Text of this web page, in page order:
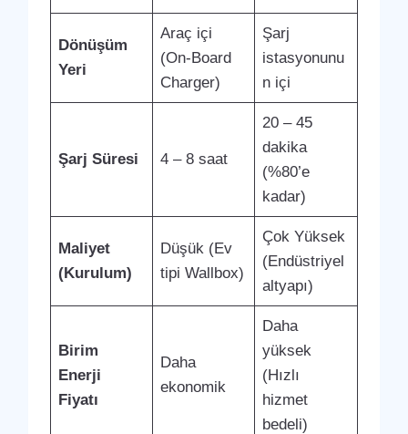
Dönüşüm
Yeri
Araç içi
(On-Board
Charger)
Şarj
istasyonunu
n içi
Şarj Süresi 4 – 8 saat
20 – 45
dakika
(%80’e
kadar)
Maliyet
(Kurulum)
Düşük (Ev
tipi Wallbox)
Çok Yüksek
(Endüstriyel
altyapı)
Birim
Enerji
Fiyatı
Daha
ekonomik
Daha
yüksek
(Hızlı
hizmet
bedeli)